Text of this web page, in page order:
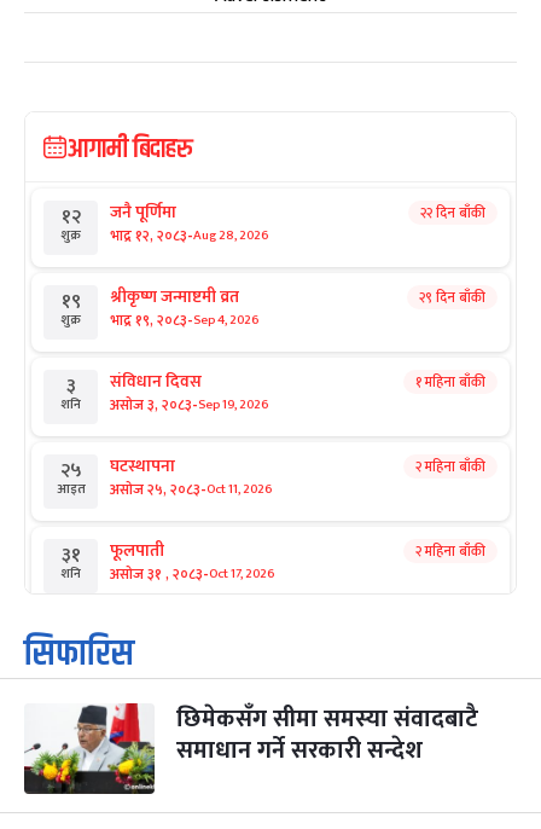
आगामी बिदाहरु
१२
शुक्र
जनै पूर्णिमा
भाद्र १२, २०८३-Aug 28, 2026
२२ दिन बाँकी
१९
शुक्र
श्रीकृष्ण जन्माष्टमी व्रत
भाद्र १९, २०८३-Sep 4, 2026
२९ दिन बाँकी
३
शनि
संविधान दिवस
असोज ३, २०८३-Sep 19, 2026
१ महिना बाँकी
२५
आइत
घटस्थापना
असोज २५, २०८३-Oct 11, 2026
२ महिना बाँकी
३१
शनि
फूलपाती
असोज ३१ , २०८३-Oct 17, 2026
२ महिना बाँकी
१
आइत
कार्तिक सङ्क्रान्ति
कार्तिक १, २०८३
३
मंगल
महानवमी
कार्तिक ३, २०८३-Oct 20, 2026
२ महिना बाँकी
४
सिफारिस
छिमेकसँग सीमा समस्या संवादबाटै
समाधान गर्ने सरकारी सन्देश